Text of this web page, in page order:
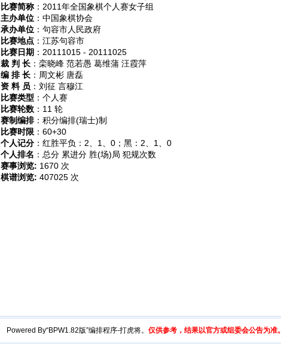
比赛简称 ：2011年全国象棋个人赛女子组
主办单位 ：中国象棋协会
承办单位 ：句容市人民政府
比赛地点 ：江苏句容市
比赛日期 ：20111015 - 20111025
裁 判 长 ：栾晓峰 范若愚 葛维蒲 汪霞萍
编 排 长 ：周文彬 唐磊
资 料 员 ：刘征 言穆江
比赛类型 ：个人赛
比赛轮数 ：11 轮
赛制编排：积分编排(瑞士)制
比赛时限 ：60+30
个人记分 ：红胜平负：2、1、0；黑：2、1、0
个人排名 ：总分 累进分 胜(场)局 犯规次数
赛事浏览: 1670 次
棋谱浏览: 407025 次
Powered By“BPW1.82版”编排程序-打虎将。 仅供参考，结果以官方或组委会公告为准。